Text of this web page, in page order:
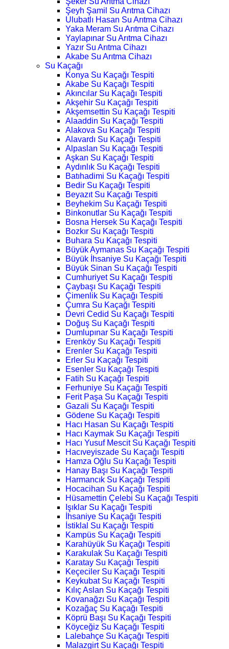
Şeyh Şamil Su Arıtma Cihazı
Ulubatlı Hasan Su Arıtma Cihazı
Yaka Meram Su Arıtma Cihazı
Yaylapınar Su Arıtma Cihazı
Yazır Su Arıtma Cihazı
Akabe Su Arıtma Cihazı
Su Kaçağı
Konya Su Kaçağı Tespiti
Akabe Su Kaçağı Tespiti
Akıncılar Su Kaçağı Tespiti
Akşehir Su Kaçağı Tespiti
Akşemsettin Su Kaçağı Tespiti
Alaaddin Su Kaçağı Tespiti
Alakova Su Kaçağı Tespiti
Alavardı Su Kaçağı Tespiti
Alpaslan Su Kaçağı Tespiti
Aşkan Su Kaçağı Tespiti
Aydınlık Su Kaçağı Tespiti
Batıhadimi Su Kaçağı Tespiti
Bedir Su Kaçağı Tespiti
Beyazıt Su Kaçağı Tespiti
Beyhekim Su Kaçağı Tespiti
Binkonutlar Su Kaçağı Tespiti
Bosna Hersek Su Kaçağı Tespiti
Bozkır Su Kaçağı Tespiti
Buhara Su Kaçağı Tespiti
Büyük Aymanas Su Kaçağı Tespiti
Büyük İhsaniye Su Kaçağı Tespiti
Büyük Sinan Su Kaçağı Tespiti
Cumhuriyet Su Kaçağı Tespiti
Çaybaşı Su Kaçağı Tespiti
Çimenlik Su Kaçağı Tespiti
Çumra Su Kaçağı Tespiti
Devri Cedid Su Kaçağı Tespiti
Doğuş Su Kaçağı Tespiti
Dumlupınar Su Kaçağı Tespiti
Erenköy Su Kaçağı Tespiti
Erenler Su Kaçağı Tespiti
Erler Su Kaçağı Tespiti
Esenler Su Kaçağı Tespiti
Fatih Su Kaçağı Tespiti
Ferhuniye Su Kaçağı Tespiti
Ferit Paşa Su Kaçağı Tespiti
Gazali Su Kaçağı Tespiti
Gödene Su Kaçağı Tespiti
Hacı Hasan Su Kaçağı Tespiti
Hacı Kaymak Su Kaçağı Tespiti
Hacı Yusuf Mescit Su Kaçağı Tespiti
Hacıveyiszade Su Kaçağı Tespiti
Hamza Oğlu Su Kaçağı Tespiti
Hanay Başı Su Kaçağı Tespiti
Harmancık Su Kaçağı Tespiti
Hocacihan Su Kaçağı Tespiti
Hüsamettin Çelebi Su Kaçağı Tespiti
Işıklar Su Kaçağı Tespiti
İhsaniye Su Kaçağı Tespiti
İstiklal Su Kaçağı Tespiti
Kampüs Su Kaçağı Tespiti
Karahüyük Su Kaçağı Tespiti
Karakulak Su Kaçağı Tespiti
Karatay Su Kaçağı Tespiti
Keçeciler Su Kaçağı Tespiti
Keykubat Su Kaçağı Tespiti
Kılıç Aslan Su Kaçağı Tespiti
Kovanağzı Su Kaçağı Tespiti
Kozağaç Su Kaçağı Tespiti
Köprü Başı Su Kaçağı Tespiti
Köyceğiz Su Kaçağı Tespiti
Lalebahçe Su Kaçağı Tespiti
Malazgirt Su Kaçağı Tespiti